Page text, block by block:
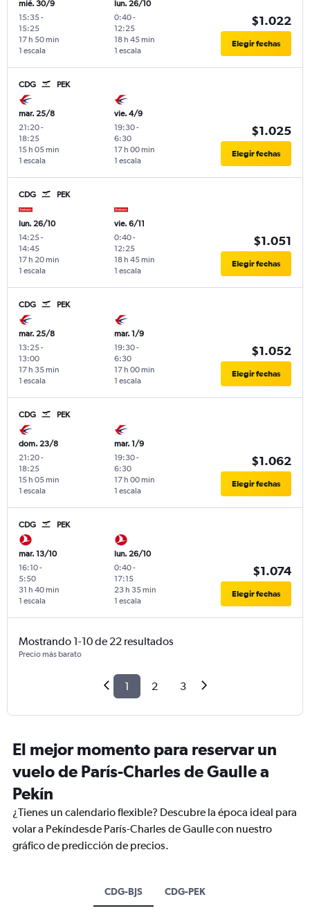
mié. 30/9
15:35-
15:25
1 escala
17 h 50 min
lun. 26/10
0:40-
12:25
1 escala
18 h 45 min
$1.022
Elegir fechas
CDG PEK
mar. 25/8
21:20-
18:25
1 escala
15 h 05 min
vie. 4/9
19:30-
6:30
1 escala
17 h 00 min
$1.025
Elegir fechas
CDG PEK
lun. 26/10
14:25-
14:45
1 escala
17 h 20 min
vie. 6/11
0:40-
12:25
1 escala
18 h 45 min
$1.051
Elegir fechas
CDG PEK
mar. 25/8
13:25-
13:00
1 escala
17 h 35 min
mar. 1/9
19:30-
6:30
1 escala
17 h 00 min
$1.052
Elegir fechas
CDG PEK
dom. 23/8
21:20-
18:25
1 escala
15 h 05 min
mar. 1/9
19:30-
6:30
1 escala
17 h 00 min
$1.062
Elegir fechas
CDG PEK
mar. 13/10
16:10-
5:50
1 escala
31 h 40 min
lun. 26/10
0:40-
17:15
1 escala
23 h 35 min
$1.074
Elegir fechas
Mostrando 1-10 de 22 resultados
Precio más barato
1 2 3
El mejor momento para reservar un
vuelo de París-Charles de Gaulle a
Pekín
¿Tienes un calendario flexible? Descubre la época ideal para
volar a Pekíndesde París-Charles de Gaulle con nuestro
gráfico de predicción de precios.
CDG-BJS CDG-PEK